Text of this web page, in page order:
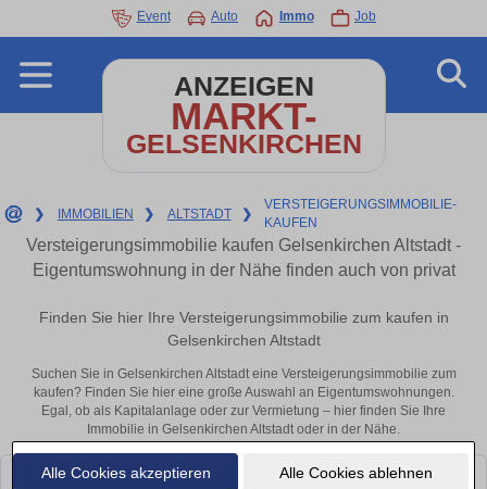
Alle Cookies akzeptieren Alle Cookies ablehnen
Event Auto Immo Job
ANZEIGEN
MARKT-
GELSENKIRCHEN
❯ IMMOBILIEN ❯ ALTSTADT ❯
VERSTEIGERUNGSIMMOBILIE-
KAUFEN
Versteigerungsimmobilie kaufen Gelsenkirchen Altstadt -
Eigentumswohnung in der Nähe finden auch von privat
Finden Sie hier Ihre Versteigerungsimmobilie zum kaufen in
Gelsenkirchen Altstadt
Suchen Sie in Gelsenkirchen Altstadt eine Versteigerungsimmobilie zum
kaufen? Finden Sie hier eine große Auswahl an Eigentumswohnungen.
Egal, ob als Kapitalanlage oder zur Vermietung – hier finden Sie Ihre
Immobilie in Gelsenkirchen Altstadt oder in der Nähe.
Leider konnten wir derzeit keine passenden Objekte finden. Schauen Sie